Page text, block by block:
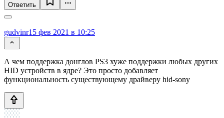
Ответить
gudvinr15 фев 2021 в 10:25
А чем поддержка донглов PS3 хуже поддержки любых других
HID устройств в ядре? Это просто добавляет
функциональность существующему драйверу hid-sony